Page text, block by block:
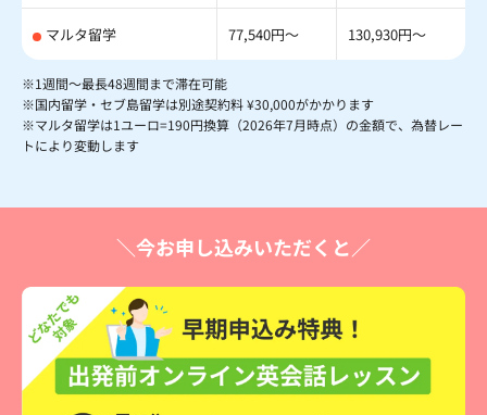
マルタ留学 77,540円〜 130,930円〜
※1週間〜最長48週間まで滞在可能
※国内留学・セブ島留学は別途契約料 ¥30,000がかかります
※マルタ留学は1ユーロ=190円換算（2026年7月時点）の金額で、為替レー
トにより変動します
＼今お申し込みいただくと／